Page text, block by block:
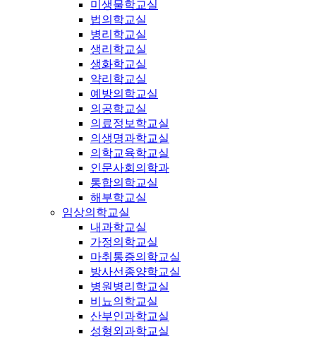
미생물학교실
법의학교실
병리학교실
생리학교실
생화학교실
약리학교실
예방의학교실
의공학교실
의료정보학교실
의생명과학교실
의학교육학교실
인문사회의학과
통합의학교실
해부학교실
임상의학교실
내과학교실
가정의학교실
마취통증의학교실
방사선종양학교실
병원병리학교실
비뇨의학교실
산부인과학교실
성형외과학교실